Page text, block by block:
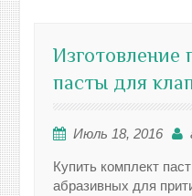
Изготовление
пасты для
Июль 18, 2016
Купить комплект
абразивных для